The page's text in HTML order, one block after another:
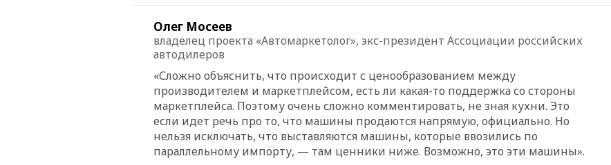
авантюра Германии ставит под
вчера, 16:16Беспилотник
вчера, 15:25 При атаке БПЛА в
Белгородской области погиб
мирный житель
вчера, 14:54
В Аргентине умер
Месси
Олег Мосеев
владелец проекта «Автомаркетолог», экс-президент Ассоциации российских
автодилеров
«Сложно объяснить, что происходит с ценообразованием между
производителем и маркетплейсом, есть ли какая-то поддержка со стороны
маркетплейса. Поэтому очень сложно комментировать, не зная кухни. Это
если идет речь про то, что машины продаются напрямую, официально. Но
нельзя исключать, что выставляются машины, которые ввозились по
параллельному импорту, — там ценники ниже. Возможно, это эти машины».